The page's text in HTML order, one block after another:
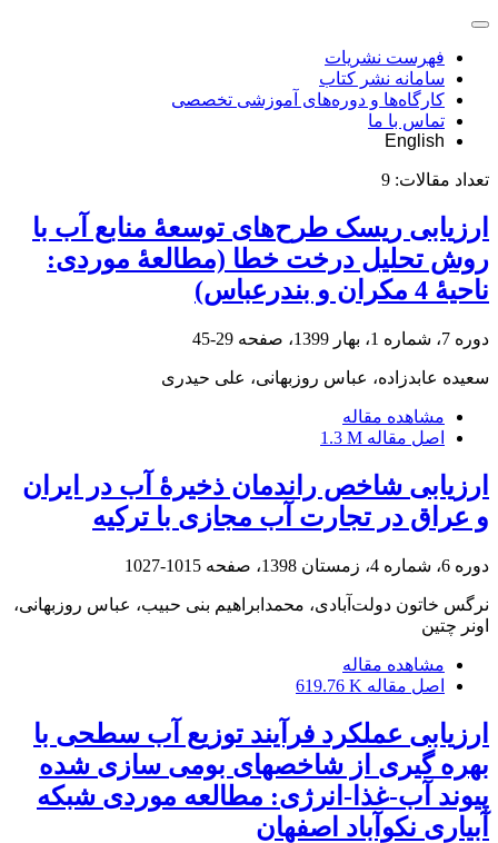
فهرست نشریات
سامانه نشر کتاب
کارگاه‌ها و دوره‌های آموزشی تخصصی
تماس با ما
English
تعداد مقالات: 9
ارزیابی ریسک طرح‌های توسعۀ منابع آب با
روش تحلیل درخت خطا (مطالعۀ موردی:
ناحیۀ 4 مکران و بندرعباس)
دوره 7، شماره 1، بهار 1399، صفحه 29-45
سعیده عابدزاده، عباس روزبهانی، علی حیدری
مشاهده مقاله
اصل مقاله 1.3 M
ارزیابی شاخص راندمان ذخیرۀ آب در ایران
و عراق در تجارت آب مجازی با ترکیه
دوره 6، شماره 4، زمستان 1398، صفحه 1015-1027
نرگس خاتون دولت‌آبادی، محمدابراهیم بنی حبیب، عباس روزبهانی،
اونر چتین
مشاهده مقاله
اصل مقاله 619.76 K
ارزیابی عملکرد فرآیند توزیع آب سطحی با
بهره گیری از شاخصهای بومی سازی شده
پیوند آب-غذا-انرژی: مطالعه موردی شبکه
آبیاری نکوآباد اصفهان